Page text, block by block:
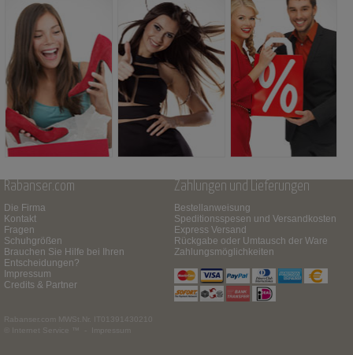
Rabanser.com
Die Firma
Kontakt
Fragen
Schuhgrößen
Brauchen Sie Hilfe bei Ihren
Entscheidungen?
Impressum
Credits & Partner
Rabanser.com
MWSt.Nr. IT01391430210
© Internet Service ™ -
Impressum
Zahlungen und Lieferungen
Bestellanweisung
Speditionsspesen und Versandkosten
Express Versand
Rückgabe oder Umtausch der Ware
Zahlungsmöglichkeiten